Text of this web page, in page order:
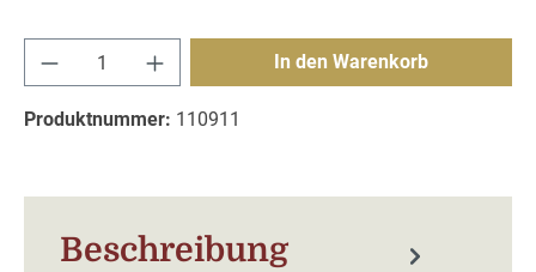
Produkt Anzahl: Gib den gewünschten
In den Warenkorb
Produktnummer: 110911
Beschreibung